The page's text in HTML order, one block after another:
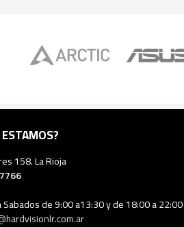
158. La Rioja
Sabados de 9:00 a13:30 y de 18:00 a 22:00